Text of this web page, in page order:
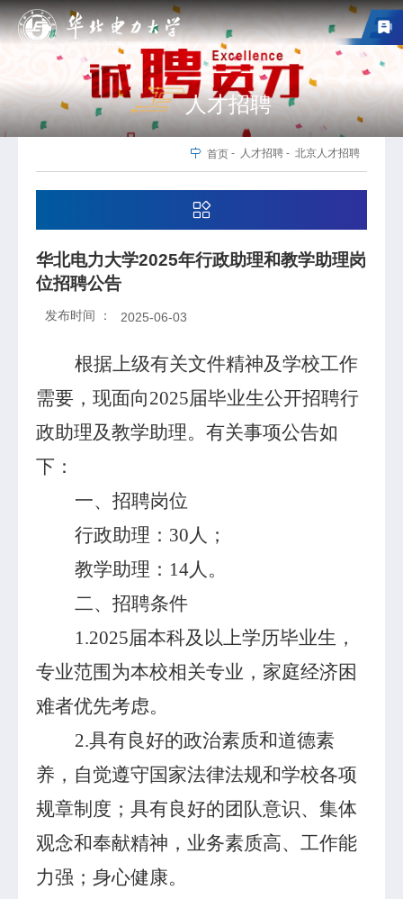
人才招聘
首页 - 人才招聘 - 北京人才招聘
华北电力大学2025年行政助理和教学助理岗
位招聘公告
发布时间 ： 2025-06-03
根据上级有关文件精神及学校工作
需要，现面向2025届毕业生公开招聘行
政助理及教学助理。有关事项公告如
下：
一、招聘岗位
行政助理： 30 人；
教学助理： 14人。
二、招聘条件
1.2025届本科及以上学历毕业生，
专业范围为本校相关专业，家庭经济困
难者优先考虑。
2.具有良好的政治素质和道德素
养，自觉遵守国家法律法规和学校各项
规章制度；具有良好的团队意识、集体
观念和奉献精神，业务素质高、工作能
力强；身心健康。